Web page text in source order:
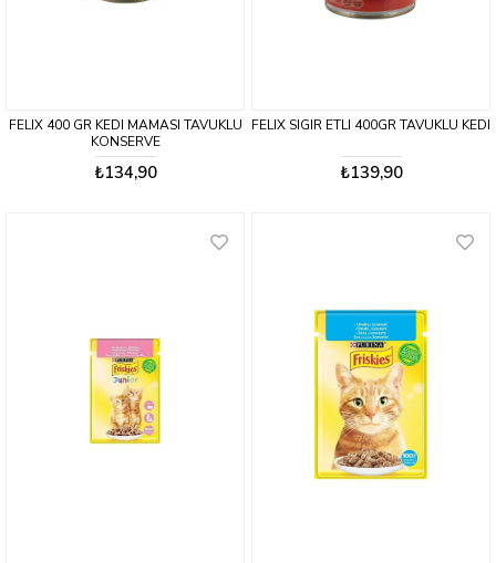
FELIX 400 GR KEDI MAMASI TAVUKLU
KONSERVE
₺134,90
FELIX SIGIR ETLI 400GR TAVUKLU KEDI
₺139,90